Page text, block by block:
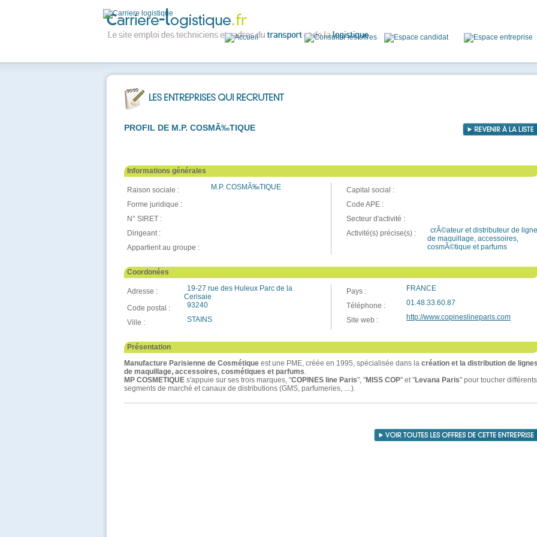
PROFIL DE M.P. COSMÃ‰TIQUE
Informations générales
Raison sociale : M.P. COSMÃ‰TIQUE
Forme juridique :
N° SIRET :
Dirigeant :
Appartient au groupe :
Capital social :
Code APE :
Secteur d'activité :
Activité(s) précise(s) :
crÃ©ateur et distributeur de
de maquillage, accessoires,
cosmÃ©tique et parfums
Coordonées
Adresse :
19-27 rue des Huleux Parc de la
Cerisaie
Code postal :
93240
Ville : STAINS
Pays : FRANCE
Téléphone : 01.48.33.60.87
Site web : http://www.copineslineparis.com
Présentation
Manufacture Parisienne de Cosmétique est une PME, créée en 1995, spécialisée dans la création et la distribution de
de maquillage, accessoires, cosmétiques et parfums.
MP COSMETIQUE s'appuie sur ses trois marques, "COPINES line Paris", "MISS COP" et "Levana Paris" pour toucher différents
segments de marché et canaux de distributions (GMS, parfumeries, ....).